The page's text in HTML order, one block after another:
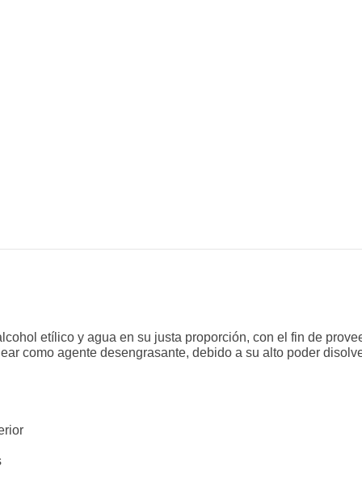
etílico y agua en su justa proporción, con el fin de
como agente desengrasante, debido a su alto poder